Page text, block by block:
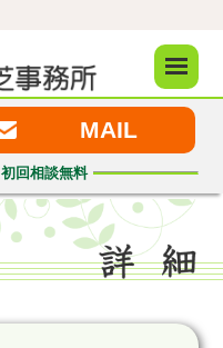
メニュ
MAIL
初回相談無料